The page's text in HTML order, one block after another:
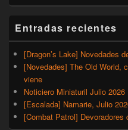
Entradas recientes
[Dragon’s Lake] Novedades
[Novedades] The Old World,
viene
Noticiero Miniaturil Julio 2026
[Escalada] Namarie, Julio
[Combat Patrol] Devoradores